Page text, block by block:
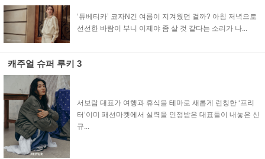
‘듀베티카’ 코자N긴 여름이 지겨웠던 걸까? 아침 저녁으로
선선한 바람이 부니 이제야 좀 살 것 같다는 소리가 나...
캐주얼 슈퍼 루키 3
서보람 대표가 여행과 휴식을 테마로 새롭게 런칭한 ‘프리
터’이미 패션마켓에서 실력을 인정받은 대표들이 내놓은 신
규...